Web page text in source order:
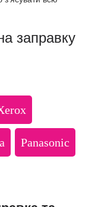
заправку
Panasonic